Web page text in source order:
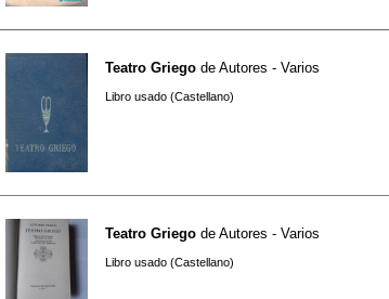
Teatro Griego de Autores - Varios
Libro usado (Castellano)
Teatro Griego de Autores - Varios
Libro usado (Castellano)